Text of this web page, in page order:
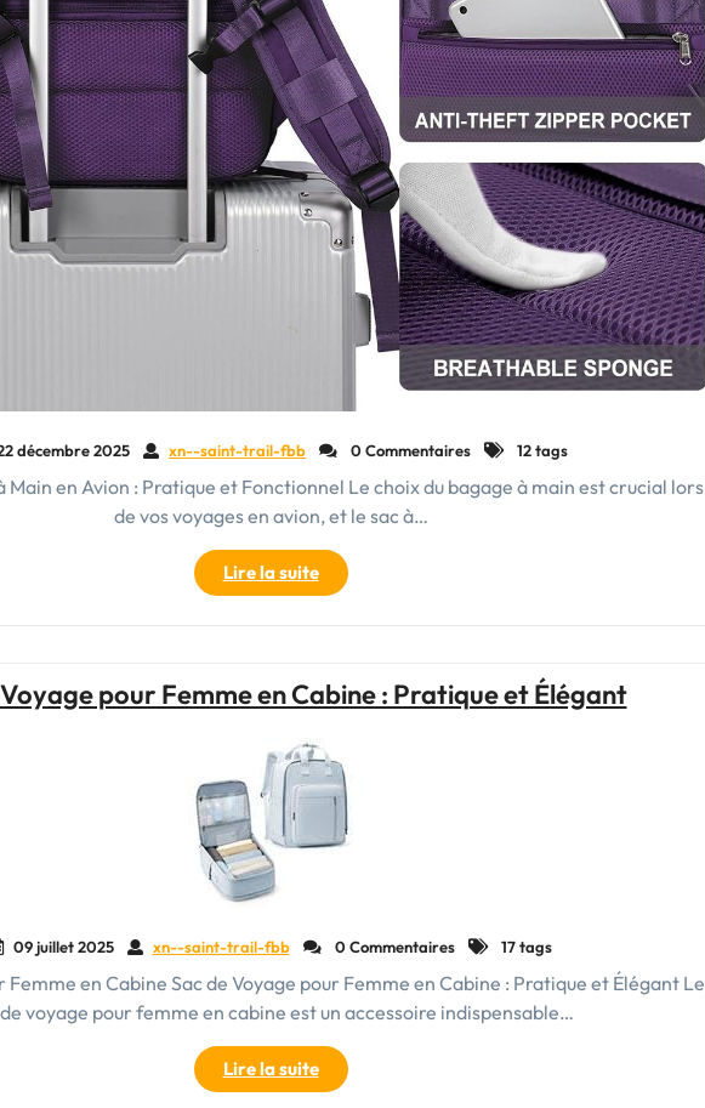
décembre 2025 xn--saint-trail-fbb 0 Commentaires 12 tags
Main en Avion : Pratique et Fonctionnel Le choix du bagage à main est crucial lors
de vos voyages en avion, et le sac à…
Lire la suite"Le
Sac
à
Votre
à
Main
Idéal
en
pour Femme en Cabine : Pratique et Élégant
09 juillet 2025 xn--saint-trail-fbb 0 Commentaires 17 tags
Femme en Cabine Sac de Voyage pour Femme en Cabine : Pratique et Élégant Le
voyage pour femme en cabine est un accessoire indispensable…
Lire la suite"Sac
de